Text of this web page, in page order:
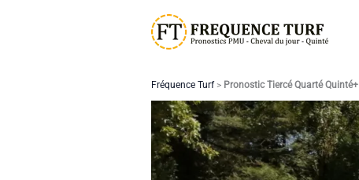
Fréquence Turf> Pronostic Tiercé Quarté Quinté+